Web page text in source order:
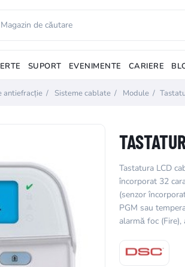
SUPORT EVENIMENTE CARIERE
antiefracție / Sisteme cablate / Module /
Tastatura LCD
încorporat 32
(senzor
PGM sau
alarmă foc